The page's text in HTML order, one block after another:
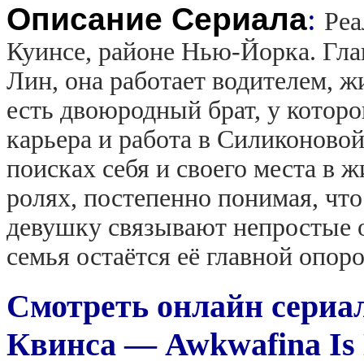
Описание Сериала:
Куинсе, районе Нью-Йорка.
Лин, она работает водителем,
есть двоюродный брат, у
карьера и работа в
поисках себя и своего места в
ролях, постепенно понимая,
девушку связывают
семья остаётся её главной
Смотреть онлайн
Квинса — Awkwafina Is